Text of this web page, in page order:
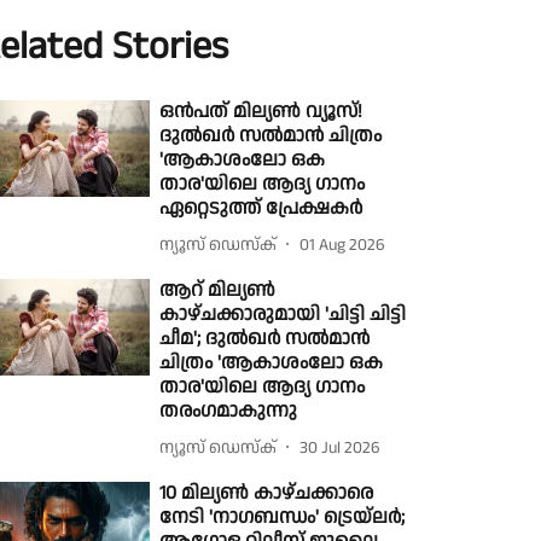
Stories
ഒൻപത് മില്യൺ വ്യൂസ്!
ദുൽഖർ സൽമാൻ ചിത്രം
'ആകാശംലോ ഒക
താര'യിലെ ആദ്യ ഗാനം
ഏറ്റെടുത്ത് പ്രേക്ഷകർ
ന്യൂസ് ഡെസ്ക് 01 Aug 2026
ആറ് മില്യൺ
കാഴ്ചക്കാരുമായി 'ചിട്ടി ചിട്ടി
ചീമ'; ദുൽഖർ സൽമാൻ
ചിത്രം 'ആകാശംലോ ഒക
താര'യിലെ ആദ്യ ഗാനം
തരംഗമാകുന്നു
ന്യൂസ് ഡെസ്ക് 30 Jul 2026
10 മില്യൺ കാഴ്ചക്കാരെ
നേടി 'നാഗബന്ധം' ട്രെയ്‌ലർ;